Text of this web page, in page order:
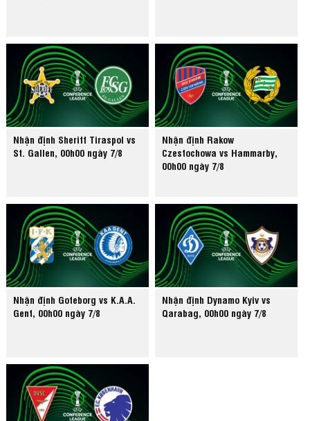
Nhận định Sheriff Tiraspol vs
St. Gallen, 00h00 ngày 7/8
Nhận định Rakow
Czestochowa vs Hammarby,
00h00 ngày 7/8
Nhận định Goteborg vs K.A.A.
Gent, 00h00 ngày 7/8
Nhận định Dynamo Kyiv vs
Qarabag, 00h00 ngày 7/8